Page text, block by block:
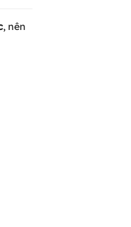
, nên